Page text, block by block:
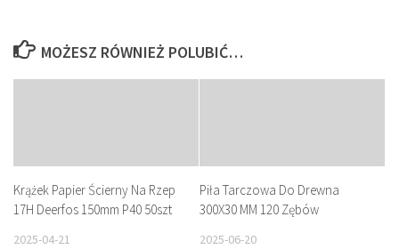
MOŻESZ RÓWNIEŻ POLUBIĆ…
Krążek Papier Ścierny Na Rzep
17H Deerfos 150mm P40 50szt
2025-04-21
Piła Tarczowa Do Drewna
300X30 MM 120 Zębów
2025-06-20